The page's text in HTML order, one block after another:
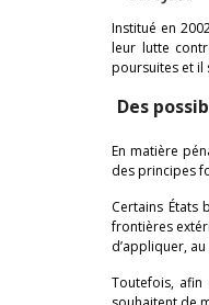
Institué en
leur lutte
poursuites et il
Des
En matière
des principes
Certains États
frontières
d’appliquer,
Toutefois, afin